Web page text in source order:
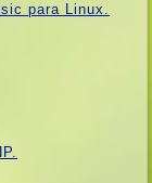
para Linux.